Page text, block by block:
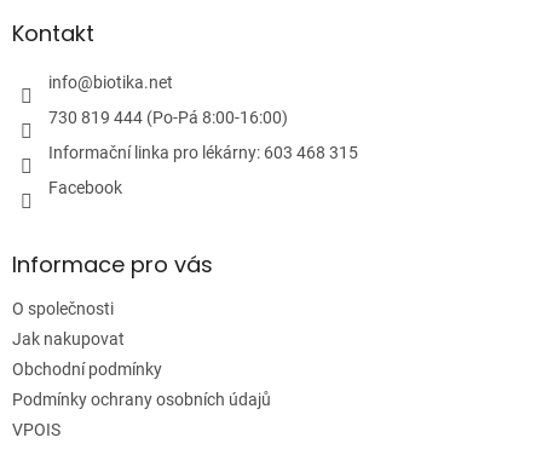
p
i
s
aKontakt
info@biotika.net
730 819 444 (Po-Pá 8:00-16:00)
Informační linka pro lékárny: 603 468 315
Facebook
Informace pro vás
O společnosti
Jak nakupovat
Obchodní podmínky
Podmínky ochrany osobních údajů
VPOIS